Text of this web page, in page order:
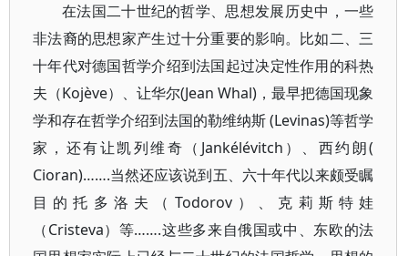
在法国二十世纪的哲学、思想发展历史中，一些
非法裔的思想家产生过十分重要的影响。比如二、三
十年代对德国哲学介绍到法国起过决定性作用的科热
夫（Kojève）、让华尔(Jean Whal)，最早把德国现象
学和存在哲学介绍到法国的勒维纳斯 (Levinas)等哲学
家，还有让凯列维奇（Jankélévitch）、西约朗(
Cioran)…….当然还应该说到五、六十年代以来颇受瞩
目的托多洛夫（Todorov）、克莉斯特娃
（Cristeva）等…….这些多来自俄国或中、东欧的法